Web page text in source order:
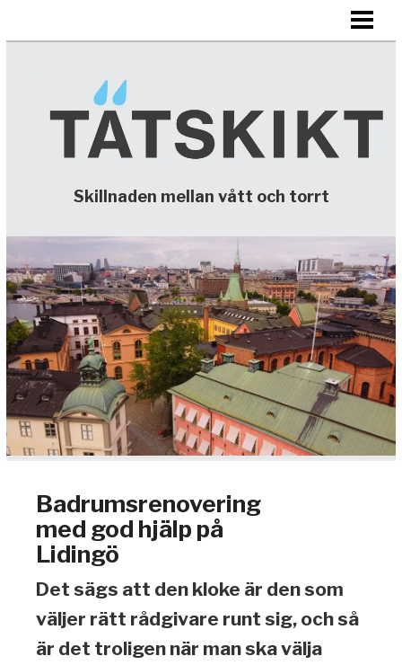
Skillnaden mellan vått och torrt
Badrumsrenovering
med god hjälp på
Lidingö
Det sägs att den kloke är den som
väljer rätt rådgivare runt sig, och så
är det troligen när man ska välja